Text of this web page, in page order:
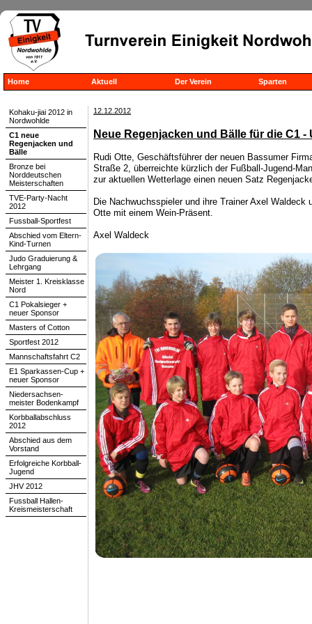
Home Aktuell Der Verein Sparten
12.12.2012
Neue Regenjacken und Bälle für die C1 -
Rudi Otte, Geschäftsführer der neuen Bassumer
Straße 2, überreichte kürzlich der Fußball-Jugend-
zur aktuellen Wetterlage einen neuen Satz
Die Nachwuchsspieler und ihre Trainer Axel
Otte mit einem Wein-Präsent.
Axel Waldeck
Kohaku-jiai 2012 in
Nordwohlde
C1 neue
Regenjacken und
Bälle
Bronze bei
Norddeutschen
Meisterschaften
TVE-Party-Nacht
2012
Fussball-Sportfest
Abschied vom Eltern-
Kind-Turnen
Judo Graduierung &
Lehrgang
Meister 1. Kreisklasse
Nord
C1 Pokalsieger +
neuer Sponsor
Masters of Cotton
Sportfest 2012
Mannschaftsfahrt C2
E1 Sparkassen-Cup +
neuer Sponsor
Niedersachsen-
meister Bodenkampf
Korbballabschluss
2012
Abschied aus dem
Vorstand
Erfolgreiche Korbball-
Jugend
JHV 2012
Fussball Hallen-
Kreismeisterschaft